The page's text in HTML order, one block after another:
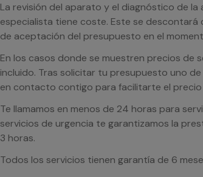
La revisión del aparato y el diagnóstico de
especialista tiene coste. Este se descontará
de aceptación del presupuesto en el
En los casos donde se muestren precios de
incluido. Tras solicitar tu presupuesto uno
en contacto contigo para facilitarte el
Te llamamos en menos de 24 horas para
servicios de urgencia te garantizamos la
3 horas.
Todos los servicios tienen garantía de 6